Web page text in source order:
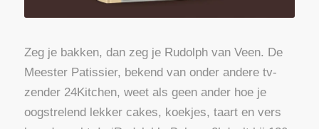
Zeg je bakken, dan zeg je Rudolph van Veen. De
Meester Patissier, bekend van onder andere tv-
zender 24Kitchen, weet als geen ander hoe je
oogstrelend lekker cakes, koekjes, taart en vers